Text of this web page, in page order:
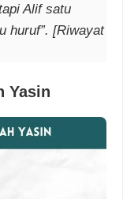
huruf”. [Riwayat
Yasin